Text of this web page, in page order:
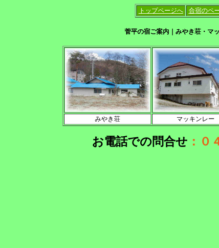
トップページへ 合宿のペ
菅平の宿ご案内｜みやき荘・マ
みやき荘 マッキンレー
お電話での問合せ ：